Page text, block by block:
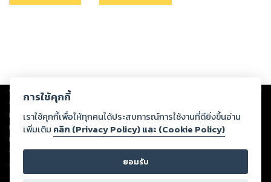
Copyright © 2026
ต่อผลงานหรือเนื้อหาใดที่อัปโหลดผ่านเว็บไซต์และปรากฏว่าละเมิดสิทธิใน
ทรัพย์สินทางปัญญาของบุคคลอื่นหรือขัดต่อกฎหมายและศีลธรรม ดังนั้น ผู้อ่าน
ทุกท่านโปรดใช้วิจารณญาณในการกลั่นกรองด้วยตนเอง และหากท่านพบว่าส่วน
หนึ่งส่วนใดขัดต่อกฎหมายและศีลธรรม กรุณาแจ้งมายังบริษัท เพื่อทีมงานจะได้
ดำเนินการในทันที ทั้งนี้ ทางสตอรี่ล็อกขอสงวนลิขสิทธิ์ตามพระราชบัญญัติ
ลิขสิทธิ์ พ.ศ. 2537 (ฉบับล่าสุด)
การใช้คุกกี้
เราใช้คุกกี้เพื่อให้ทุกคนได้ประสบการณ์การใช้งานที่ดียิ่งขึ้นอ่าน
เพิ่มเติม คลิก (Privacy Policy) และ (Cookie Policy)
ยอมรับ